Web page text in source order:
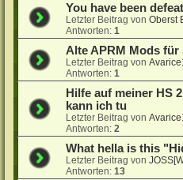
You have been
Letzter Beitrag vonOberst
Antworten:1
Alte APRM Mods
Letzter Beitrag von
Antworten:1
Hilfe auf meiner HS
kann ich tu
Letzter Beitrag von
Antworten:2
What hella is this
Letzter Beitrag von
Antworten:13